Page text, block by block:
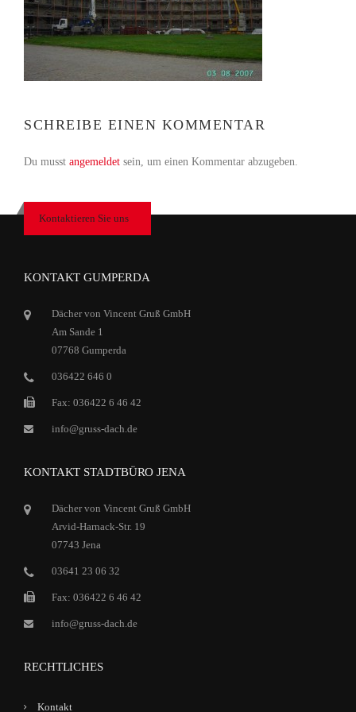
SCHREIBE EINEN KOMMENTAR
Du musst angemeldet sein, um einen Kommentar abzugeben.
Kontaktieren Sie uns
KONTAKT GUMPERDA
Dächer von Vincent Gruß GmbH
Am Sande 1
07768 Gumperda
036422 646 0
Fax: 036422 6 46 42
info@gruss-dach.de
KONTAKT STADTBÜRO JENA
Dächer von Vincent Gruß GmbH
Arvid-Harnack-Str. 19
07743 Jena
03641 23 06 32
Fax: 036422 6 46 42
info@gruss-dach.de
RECHTLICHES
Kontakt